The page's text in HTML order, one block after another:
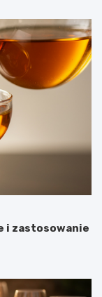
i zastosowanie